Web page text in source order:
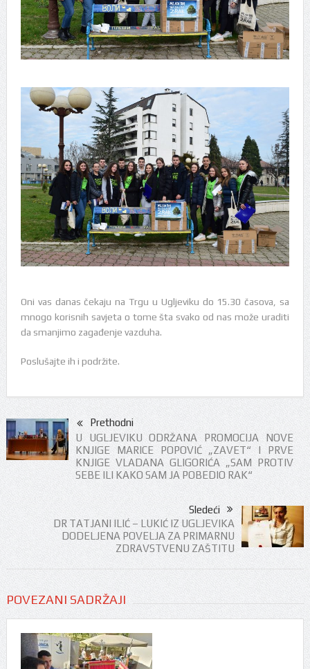
Oni vas danas čekaju na Trgu u Ugljeviku do 15.30 časova, sa
mnogo korisnih savjeta o tome šta svako od nas može uraditi
da smanjimo zagađenje vazduha.
Poslušajte ih i podržite.
Prethodni
U UGLJEVIKU ODRŽANA PROMOCIJA NOVE
KNJIGE MARICE POPOVIĆ „ZAVET“ I PRVE
KNJIGE VLADANA GLIGORIĆA „SAM PROTIV
SEBE ILI KAKO SAM JA POBEDIO RAK“
Sledeći
DR TATJANI ILIĆ – LUKIĆ IZ UGLJEVIKA
DODELJENA POVELJA ZA PRIMARNU
ZDRAVSTVENU ZAŠTITU
POVEZANI SADRŽAJI